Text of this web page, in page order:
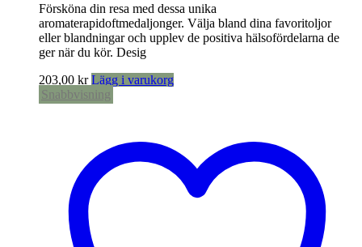
Försköna din resa med dessa unika
aromaterapidoftmedaljonger. Välja bland dina favoritoljor
eller blandningar och upplev de positiva hälsofördelarna de
ger när du kör. Desig
203,00 kr Lägg i varukorg
Snabbvisning